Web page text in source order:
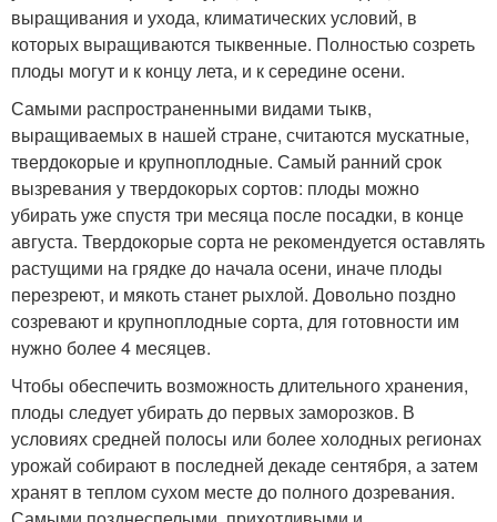
выращивания и ухода, климатических условий, в
которых выращиваются тыквенные. Полностью созреть
плоды могут и к концу лета, и к середине осени.
Самыми распространенными видами тыкв,
выращиваемых в нашей стране, считаются мускатные,
твердокорые и крупноплодные. Самый ранний срок
вызревания у твердокорых сортов: плоды можно
убирать уже спустя три месяца после посадки, в конце
августа. Твердокорые сорта не рекомендуется оставлять
растущими на грядке до начала осени, иначе плоды
перезреют, и мякоть станет рыхлой. Довольно поздно
созревают и крупноплодные сорта, для готовности им
нужно более 4 месяцев.
Чтобы обеспечить возможность длительного хранения,
плоды следует убирать до первых заморозков. В
условиях средней полосы или более холодных регионах
урожай собирают в последней декаде сентября, а затем
хранят в теплом сухом месте до полного дозревания.